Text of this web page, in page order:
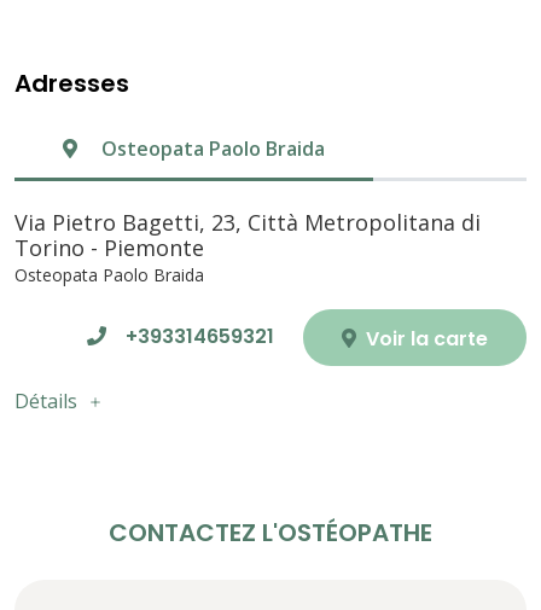
Adresses
Osteopata Paolo Braida
Via Pietro Bagetti, 23, Città Metropolitana di
Torino - Piemonte
Osteopata Paolo Braida
+393314659321 Voir la carte
Détails
CONTACTEZ L'OSTÉOPATHE